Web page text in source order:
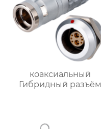
коаксиальный
Гибридный разъём